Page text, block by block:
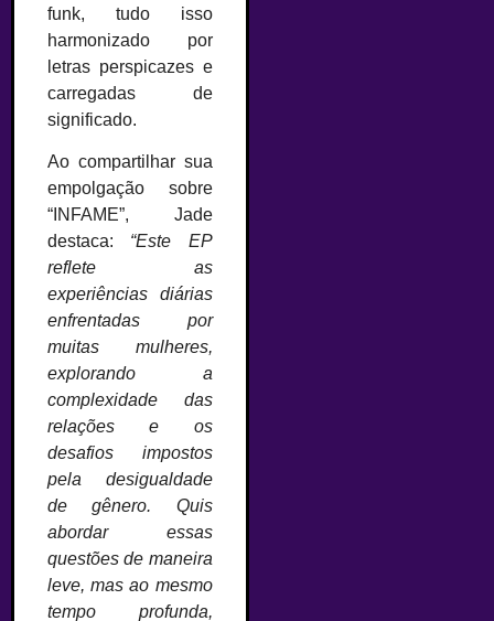
funk, tudo isso
harmonizado por
letras perspicazes e
carregadas de
significado.
Ao compartilhar sua
empolgação sobre
“INFAME”, Jade
destaca: “Este EP
reflete as
experiências diárias
enfrentadas por
muitas mulheres,
explorando a
complexidade das
relações e os
desafios impostos
pela desigualdade
de gênero. Quis
abordar essas
questões de maneira
leve, mas ao mesmo
tempo profunda,